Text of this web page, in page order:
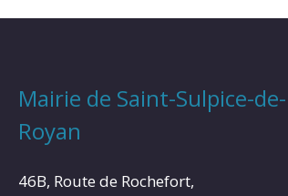
Mairie de Saint-Sulpice-de-
Royan
46B, Route de Rochefort,